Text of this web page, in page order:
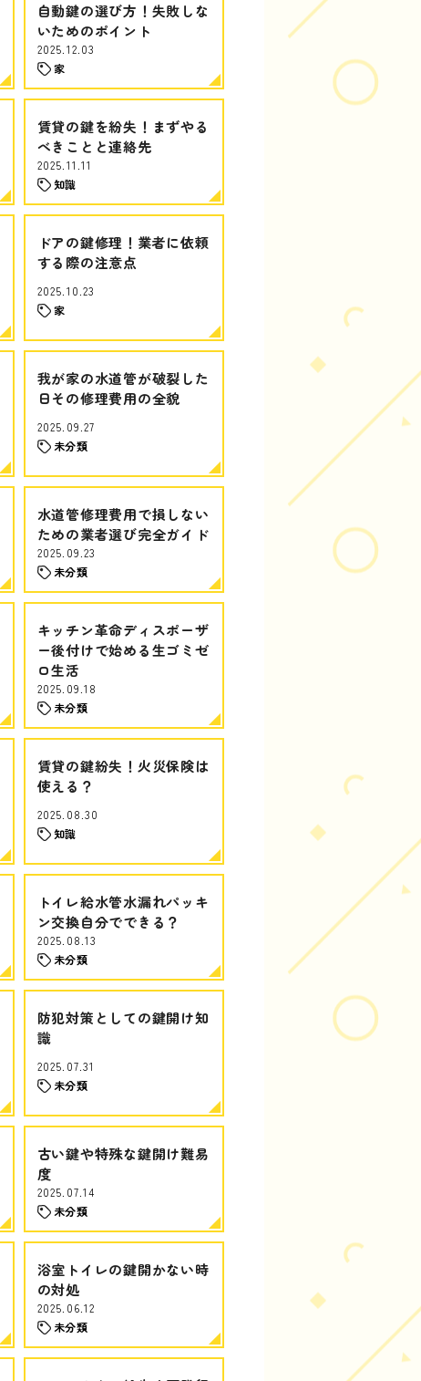
自動鍵の選び方！失敗しな
いためのポイント
2025.12.03
家
賃貸の鍵を紛失！まずやる
べきことと連絡先
2025.11.11
知識
ドアの鍵修理！業者に依頼
する際の注意点
2025.10.23
家
我が家の水道管が破裂した
日その修理費用の全貌
2025.09.27
未分類
水道管修理費用で損しない
ための業者選び完全ガイド
2025.09.23
未分類
キッチン革命ディスポーザ
ー後付けで始める生ゴミゼ
ロ生活
2025.09.18
未分類
賃貸の鍵紛失！火災保険は
使える？
2025.08.30
知識
トイレ給水管水漏れパッキ
ン交換自分でできる？
2025.08.13
未分類
防犯対策としての鍵開け知
識
2025.07.31
未分類
古い鍵や特殊な鍵開け難易
度
2025.07.14
未分類
浴室トイレの鍵開かない時
の対処
2025.06.12
未分類